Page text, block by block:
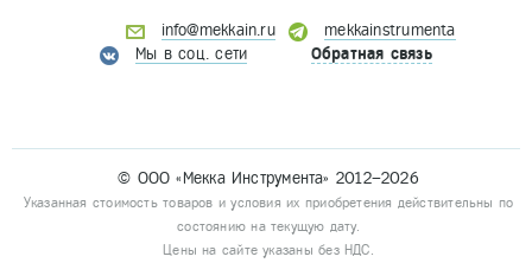
info@mekkain.ru
mekkainstrumenta
Мы в соц. сети
Обратная связь
© ООО «Мекка Инструмента» 2012–2026
Указанная стоимость товаров и условия их приобретения действительны по
состоянию на текущую дату.
Цены на сайте указаны без НДС.